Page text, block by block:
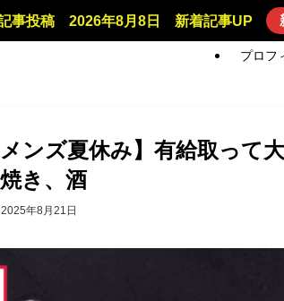
事投稿 2026年8月8日 新着記事UP
プロフ
ンズ夏休み】有給取って
き、酒
2025年8月21日